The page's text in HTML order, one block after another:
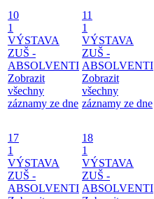
10
1
VÝSTAVA
ZUŠ -
ABSOLVENTI
Zobrazit
všechny
záznamy ze dne
11
1
VÝSTAVA
ZUŠ -
ABSOLVENTI
Zobrazit
všechny
záznamy ze dne
17
1
VÝSTAVA
ZUŠ -
ABSOLVENTI
18
1
VÝSTAVA
ZUŠ -
ABSOLVENTI